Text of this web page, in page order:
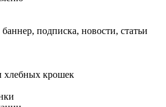
подписка, новости, статьи
хлебных крошек